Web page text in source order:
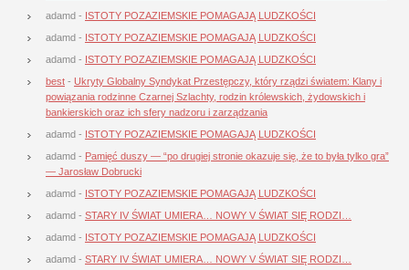
adamd - ISTOTY POZAZIEMSKIE POMAGAJĄ LUDZKOŚCI
adamd - ISTOTY POZAZIEMSKIE POMAGAJĄ LUDZKOŚCI
adamd - ISTOTY POZAZIEMSKIE POMAGAJĄ LUDZKOŚCI
best - Ukryty Globalny Syndykat Przestępczy, który rządzi światem: Klany i
powiązania rodzinne Czarnej Szlachty, rodzin królewskich, żydowskich i
bankierskich oraz ich sfery nadzoru i zarządzania
adamd - ISTOTY POZAZIEMSKIE POMAGAJĄ LUDZKOŚCI
adamd - Pamięć duszy — “po drugiej stronie okazuje się, że to była tylko gra”
— Jarosław Dobrucki
adamd - ISTOTY POZAZIEMSKIE POMAGAJĄ LUDZKOŚCI
adamd - STARY IV ŚWIAT UMIERA… NOWY V ŚWIAT SIĘ RODZI…
adamd - ISTOTY POZAZIEMSKIE POMAGAJĄ LUDZKOŚCI
adamd - STARY IV ŚWIAT UMIERA… NOWY V ŚWIAT SIĘ RODZI…